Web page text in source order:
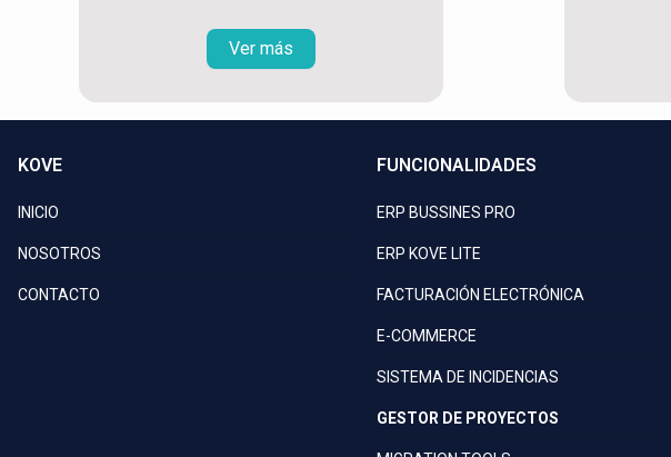
Ver más
KOVE
INICIO
NOSOTROS
CONTACTO
FUNCIONALIDADES
ERP BUSSINES PRO
ERP KOVE LITE
FACTURACIÓN ELECTRÓNICA
E-COMMERCE
SISTEMA DE INCIDENCIAS
GESTOR DE PROYECTOS